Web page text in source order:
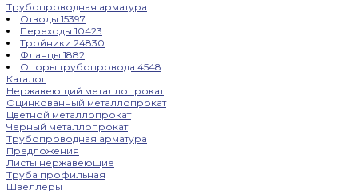
Трубопроводная арматура
Отводы 15397
Переходы 10423
Тройники 24830
Фланцы 1882
Опоры трубопровода 4548
Каталог
Нержавеющий металлопрокат
Оцинкованный металлопрокат
Цветной металлопрокат
Черный металлопрокат
Трубопроводная арматура
Предложения
Листы нержавеющие
Труба профильная
Швеллеры